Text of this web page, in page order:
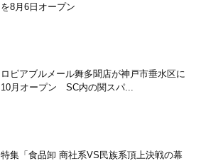
を8月6日オープン
ロピアブルメール舞多聞店が神戸市垂水区に
10月オープン SC内の関スパ...
特集「食品卸 商社系VS民族系頂上決戦の幕